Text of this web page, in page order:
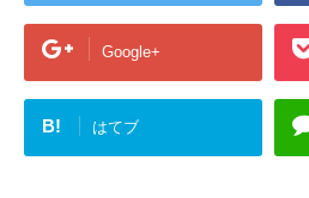
Google+
B! はてブ